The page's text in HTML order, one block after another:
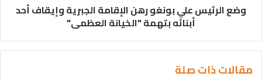
وضع الرئيس علي بونغو رهن الإقامة الجبرية وإيقاف أحد
أبنائه بتهمة "الخيانة العظمى"
مقالات ذات صلة